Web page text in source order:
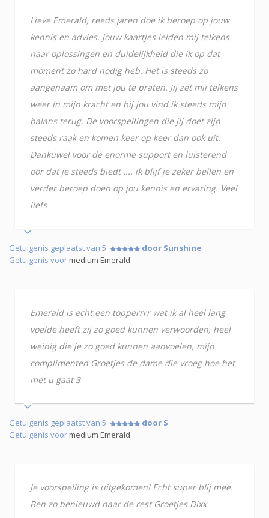
Lieve Emerald, reeds jaren doe ik beroep op jouw
kennis en advies. Jouw kaartjes leiden mij telkens
naar oplossingen en duidelijkheid die ik op dat
moment zo hard nodig heb. Het is steeds zo
aangenaam om met jou te praten. Jij zet mij telkens
weer in mijn kracht en bij jou vind ik steeds mijn
balans terug. De voorspellingen die jij doet zijn
steeds raak en komen keer op keer dan ook uit.
Dankuwel voor de enorme support en luisterend
oor dat je steeds biedt .... ik blijf je zeker bellen en
verder beroep doen op jou kennis en ervaring. Veel
liefs
Getuigenis geplaatst van 5
door Sunshine
Getuigenis voormedium Emerald
Emerald is echt een topperrrr wat ik al heel lang
voelde heeft zij zo goed kunnen verwoorden, heel
weinig die je zo goed kunnen aanvoelen, mijn
complimenten Groetjes de dame die vroeg hoe het
met u gaat 3
Getuigenis geplaatst van 5
door S
Getuigenis voormedium Emerald
Je voorspelling is uitgekomen! Echt super blij mee.
Ben zo benieuwd naar de rest Groetjes Dixx